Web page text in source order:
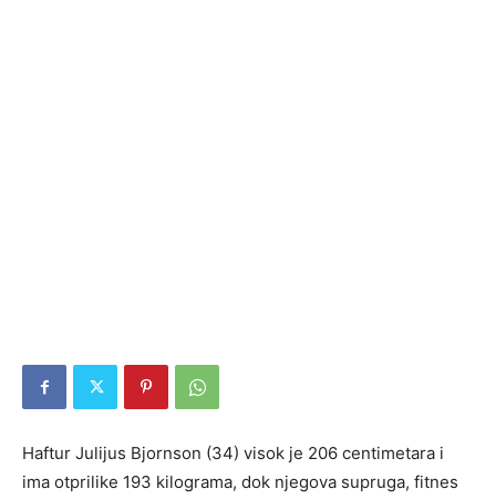
Haftur Julijus Bjornson (34) visok je 206 centimetara i
ima otprilike 193 kilograma, dok njegova supruga, fitnes